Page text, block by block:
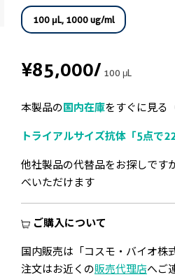
100 μL, 1000 ug/ml
¥85,000/100 μL
本製品の 国内在庫をすぐに見る
トライアルサイズ抗体「5点で
他社製品の代替品をお探しです
べいただけます
ご購入について
国内販売は「コスモ・バイオ株
注文はお近くの販売代理店へご